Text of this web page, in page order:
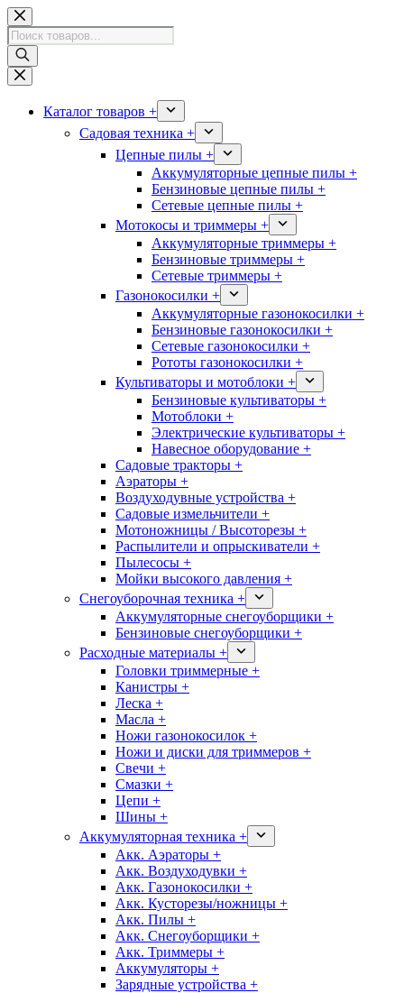
Перейти
к
сути
Поиск
товаров
Каталог товаров +
Садовая техника +
Цепные пилы +
Аккумуляторные цепные пилы +
Бензиновые цепные пилы +
Сетевые цепные пилы +
Мотокосы и триммеры +
Аккумуляторные триммеры +
Бензиновые триммеры +
Сетевые триммеры +
Газонокосилки +
Аккумуляторные газонокосилки +
Бензиновые газонокосилки +
Сетевые газонокосилки +
Рототы газонокосилки +
Культиваторы и мотоблоки +
Бензиновые культиваторы +
Мотоблоки +
Электрические культиваторы +
Навесное оборудование +
Садовые тракторы +
Аэраторы +
Воздуходувные устройства +
Садовые измельчители +
Мотоножницы / Высоторезы +
Распылители и опрыскиватели +
Пылесосы +
Мойки высокого давления +
Снегоуборочная техника +
Аккумуляторные снегоуборщики +
Бензиновые снегоуборщики +
Расходные материалы +
Головки триммерные +
Канистры +
Леска +
Масла +
Ножи газонокосилок +
Ножи и диски для триммеров +
Свечи +
Смазки +
Цепи +
Шины +
Аккумуляторная техника +
Акк. Аэраторы +
Акк. Воздуходувки +
Акк. Газонокосилки +
Акк. Кусторезы/ножницы +
Акк. Пилы +
Акк. Снегоуборщики +
Акк. Триммеры +
Аккумуляторы +
Зарядные устройства +